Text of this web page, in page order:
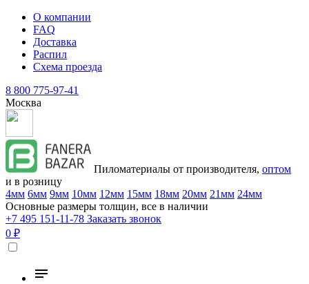
О компании
FAQ
Доставка
Распил
Схема проезда
8 800 775-97-41
Москва
Пиломатериалы от производителя, оптом
и в розницу
4мм 6мм 9мм 10мм 12мм 15мм 18мм 20мм 21мм 24мм
Основные размеры толщин, все в наличии
+7 495 151-11-78 Заказать звонок
0 ₽